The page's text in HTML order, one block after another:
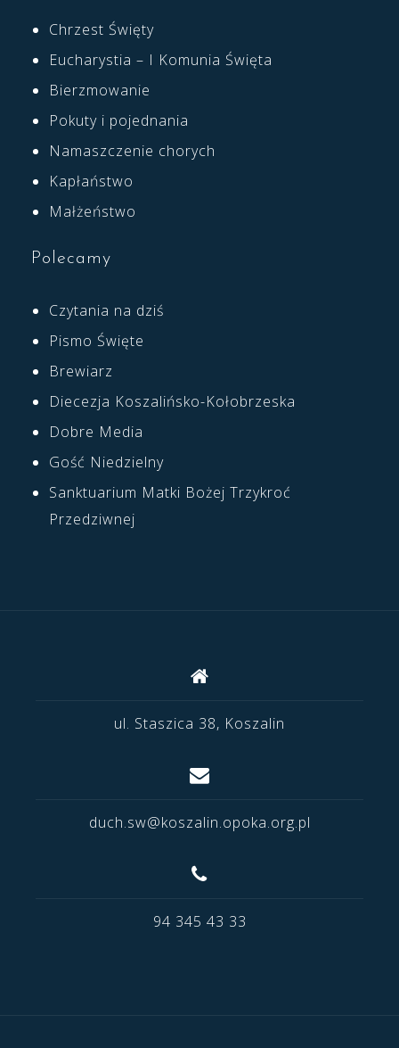
Chrzest Święty
Eucharystia – I Komunia Święta
Bierzmowanie
Pokuty i pojednania
Namaszczenie chorych
Kapłaństwo
Małżeństwo
Polecamy
Czytania na dziś
Pismo Święte
Brewiarz
Diecezja Koszalińsko-Kołobrzeska
Dobre Media
Gość Niedzielny
Sanktuarium Matki Bożej Trzykroć
Przedziwnej
ul. Staszica 38, Koszalin
duch.sw@koszalin.opoka.org.pl
94 345 43 33